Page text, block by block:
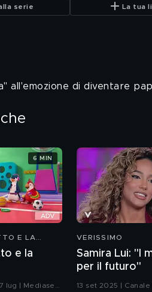
serie La tua
all'emozione di diventare
E LA
e la
lug | Mediaset
6 MIN
VERISSIMO
Samira Lui: "I
per il futuro"
13 set 2025 | Canale